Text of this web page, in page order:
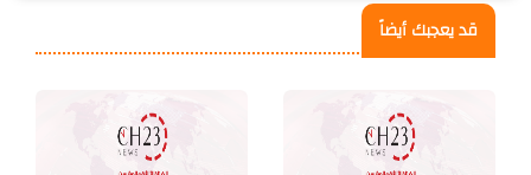
قد يعجبك أيضاً